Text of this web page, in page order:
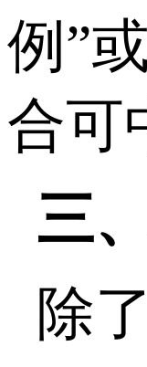
例”
合可
三
除